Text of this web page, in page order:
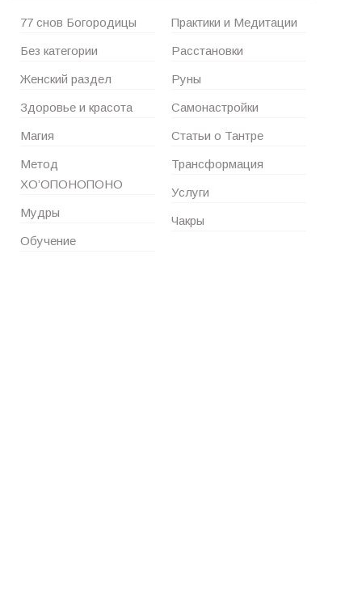
77 снов Богородицы
Без категории
Женский раздел
Здоровье и красота
Магия
Метод
ХО’ОПОНОПОНО
Мудры
Обучение
Практики и Медитации
Расстановки
Руны
Самонастройки
Статьи о Тантре
Трансформация
Услуги
Чакры